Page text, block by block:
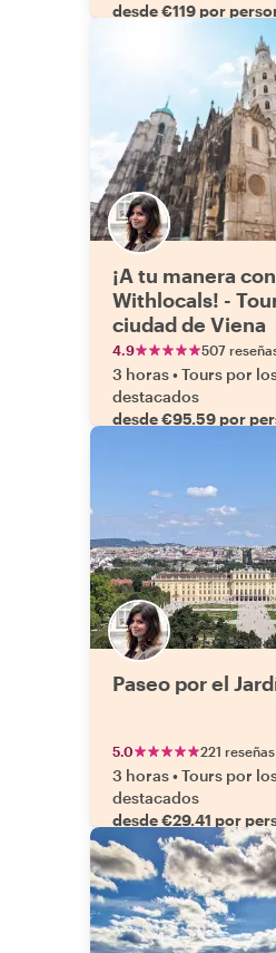
desde €119 por
¡A tu manera con
Withlocals! -
ciudad de Viena
4.9 507
3 horas•Tours por
destacados
desde €95.59 por
Paseo por el
5.0 221 reseñas
3 horas•Tours por
destacados
desde €29.41 por